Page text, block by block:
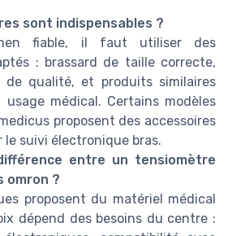
sont indispensables ?
fiable, il faut utiliser des
: brassard de taille correcte,
de qualité, et produits similaires
médical. Certains modèles
proposent des accessoires
le suivi électronique bras.
entre un tensiomètre
omron ?
proposent du matériel médical
dépend des besoins du centre :